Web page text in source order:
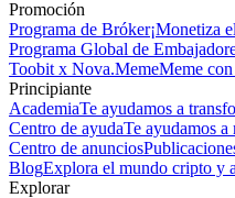
Promoción
Programa de Bróker¡Monetiza
Programa Global de
Toobit x Nova.MemeMeme
Principiante
AcademiaTe ayudamos a
Centro de ayudaTe ayudamos a
Centro de anuncios
BlogExplora el mundo cripto y
Explorar